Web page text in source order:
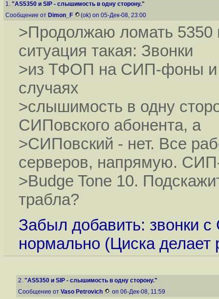
1. "AS5350 и SIP - слышимость в одну сторону."
Сообщение от Dimon_F (ok) on 05-Дек-08, 23:00
>Продолжаю ломать 5350
ситуация такая: Звонки
>из ТФОП на СИП-фоны и
случаях
>слышимость в одну
СИПовского абонента, а
>СИПовский - нет. Все
серверов, напрямую.
>Budge Tone 10.
трабла?
Забыл добавить: звонки
нормально (Циска делает
2. "AS5350 и SIP - слышимость в одну сторону."
Сообщение от Vaso Petrovich on 06-Дек-08, 11:59